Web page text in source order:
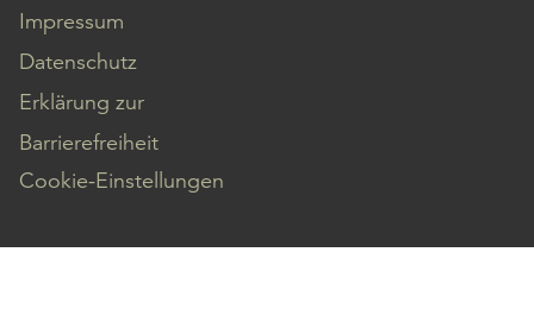
Impressum
Datenschutz
Erklärung zur
Barrierefreiheit
Cookie-Einstellungen